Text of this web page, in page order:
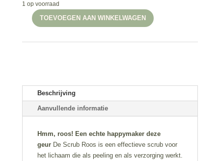
1 op voorraad
Botanical
-
350ml
TOEVOEGEN AAN WINKELWAGEN
Beschrijving
Aanvullende informatie
Hmm, roos! Een echte happymaker deze
geurDe Scrub Roos is een effectieve scrub voor
het lichaam die als peeling en als verzorging werkt.